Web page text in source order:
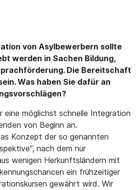
von Asylbewerbern sollte
werden in Sachen Bildung,
Die Bereitschaft
Was haben Sie dafür an
eine möglichst schnelle Integration
von Beginn an.
Konzept der so genannten
nach dem nur
wenigen Herkunftsländern mit
ein frühzeitiger
gewährt wird. Wir